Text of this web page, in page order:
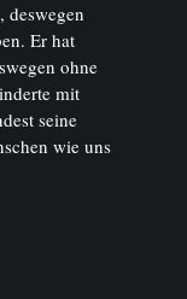
deswegen
Er hat
ohne
mit
seine
wie uns